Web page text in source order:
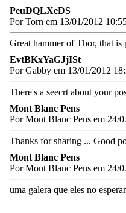
PeuDQLXeDS
Por Torn em 13/01/2012
Great hammer of Thor, that
EvtBKxYaGJjISt
Por Gabby em 13/01/2012
There's a seecrt about your
Mont Blanc Pens
Por Mont Blanc Pens em 24/
Thanks for sharing ... Good
Mont Blanc Pens
Por Mont Blanc Pens em 24/
uma galera que eles no